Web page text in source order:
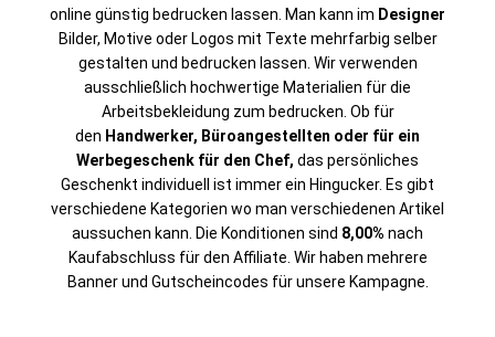
online günstig bedrucken lassen. Man kann im Designer
Bilder, Motive oder Logos mit Texte mehrfarbig selber
gestalten und bedrucken lassen. Wir verwenden
ausschließlich hochwertige Materialien für die
Arbeitsbekleidung zum bedrucken. Ob für
den Handwerker, Büroangestellten oder für ein
Werbegeschenk für den Chef, das persönliches
Geschenkt individuell ist immer ein Hingucker. Es gibt
verschiedene Kategorien wo man verschiedenen Artikel
aussuchen kann. Die Konditionen sind 8,00% nach
Kaufabschluss für den Affiliate. Wir haben mehrere
Banner und Gutscheincodes für unsere Kampagne.